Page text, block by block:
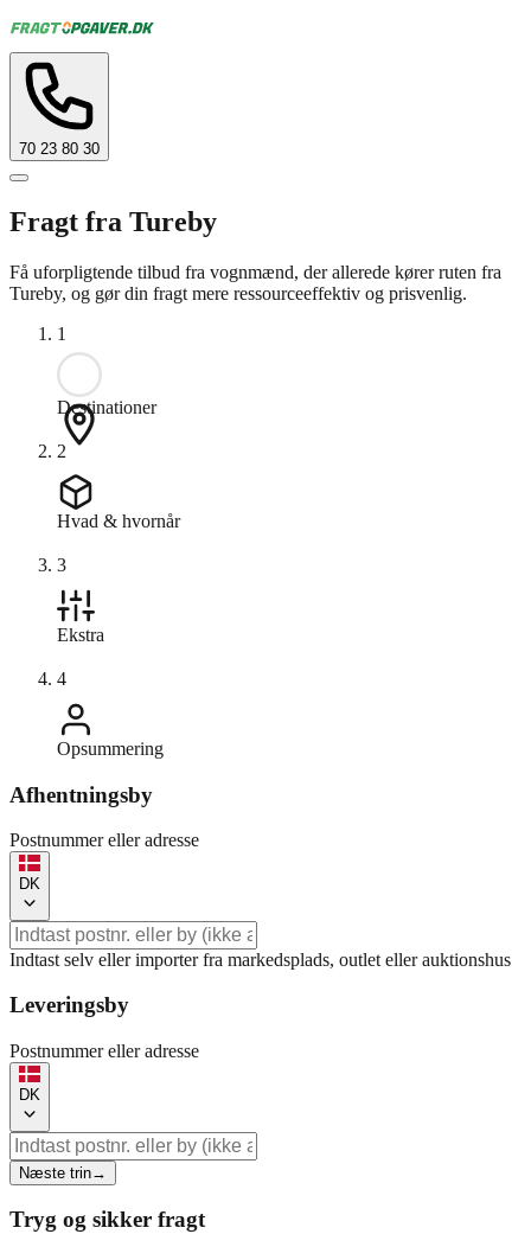
70 23 80 30
Fragt fra Tureby
Få uforpligtende tilbud fra vognmænd, der allerede kører ruten fra
Tureby, og gør din fragt mere ressourceeffektiv og prisvenlig.
1
Destinationer
2
Hvad & hvornår
3
Ekstra
4
Opsummering
Afhentningsby
Postnummer eller adresse
DK
Indtast selv eller importer fra markedsplads, outlet eller auktionshus
Leveringsby
Postnummer eller adresse
DK
Næste trin→
Tryg og sikker fragt